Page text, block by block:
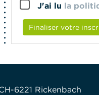
J'ai lu la
Finaliser votre
6221 Rickenbach